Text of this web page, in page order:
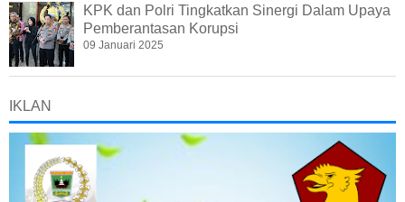
KPK dan Polri Tingkatkan Sinergi Dalam Upaya
Pemberantasan Korupsi
09 Januari 2025
IKLAN